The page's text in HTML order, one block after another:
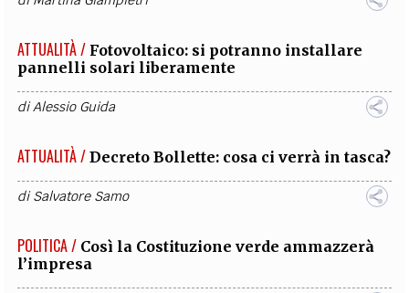
ATTUALITÀ / Fotovoltaico: si potranno installare
pannelli solari liberamente
diAlessio Guida
ATTUALITÀ / Decreto Bollette: cosa ci verrà in tasca?
diSalvatore Samo
POLITICA / Così la Costituzione verde ammazzerà
l’impresa